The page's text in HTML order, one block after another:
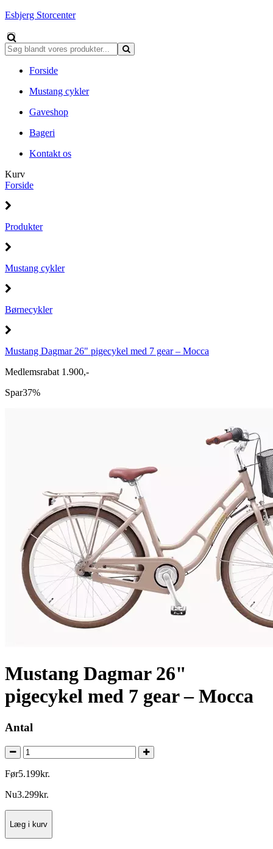
Esbjerg Storcenter
Forside
Mustang cykler
Gaveshop
Bageri
Kontakt os
Kurv
Forside
Produkter
Mustang cykler
Børnecykler
Mustang Dagmar 26" pigecykel med 7 gear – Mocca
Medlemsrabat 1.900,-
Spar37%
Mustang Dagmar 26"
pigecykel med 7 gear – Mocca
Antal
Før5.199kr.
Nu3.299kr.
Læg i kurv